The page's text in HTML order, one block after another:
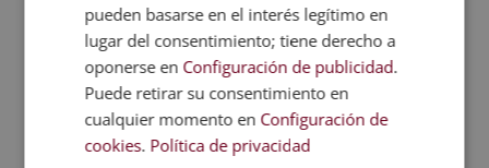
Quizá te interese...
Laude 2019 por las
opiniones…
ESNECA recibe su
segundo Sello Cum
Laude de…
pueden basarse en el interés legítimo en
lugar del consentimiento; tiene derecho a
oponerse en Configuración de publicidad.
Puede retirar su consentimiento en
cualquier momento en Configuración de
cookies. Política de privacidad